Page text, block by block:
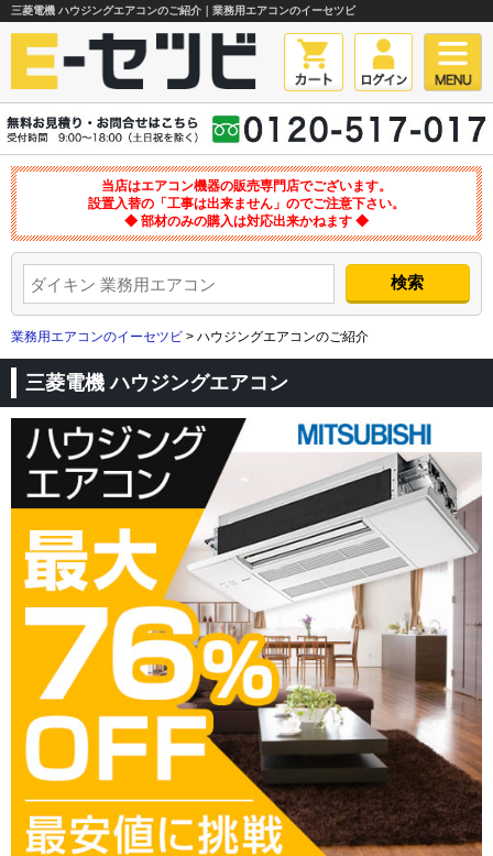
三菱電機 ハウジングエアコンのご紹介｜業務用エアコンのイーセツビ
当店はエアコン機器の販売専門店でございます。
設置入替の「工事は出来ません」のでご注意下さい。
◆ 部材のみの購入は対応出来かねます ◆
業務用エアコンのイーセツビ > ハウジングエアコンのご紹介
三菱電機 ハウジングエアコン